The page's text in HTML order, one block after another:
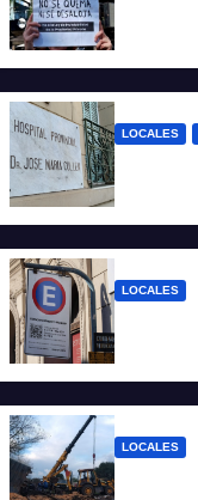
Tierras
LOCALES
LOCALES
protesta
LOCALES